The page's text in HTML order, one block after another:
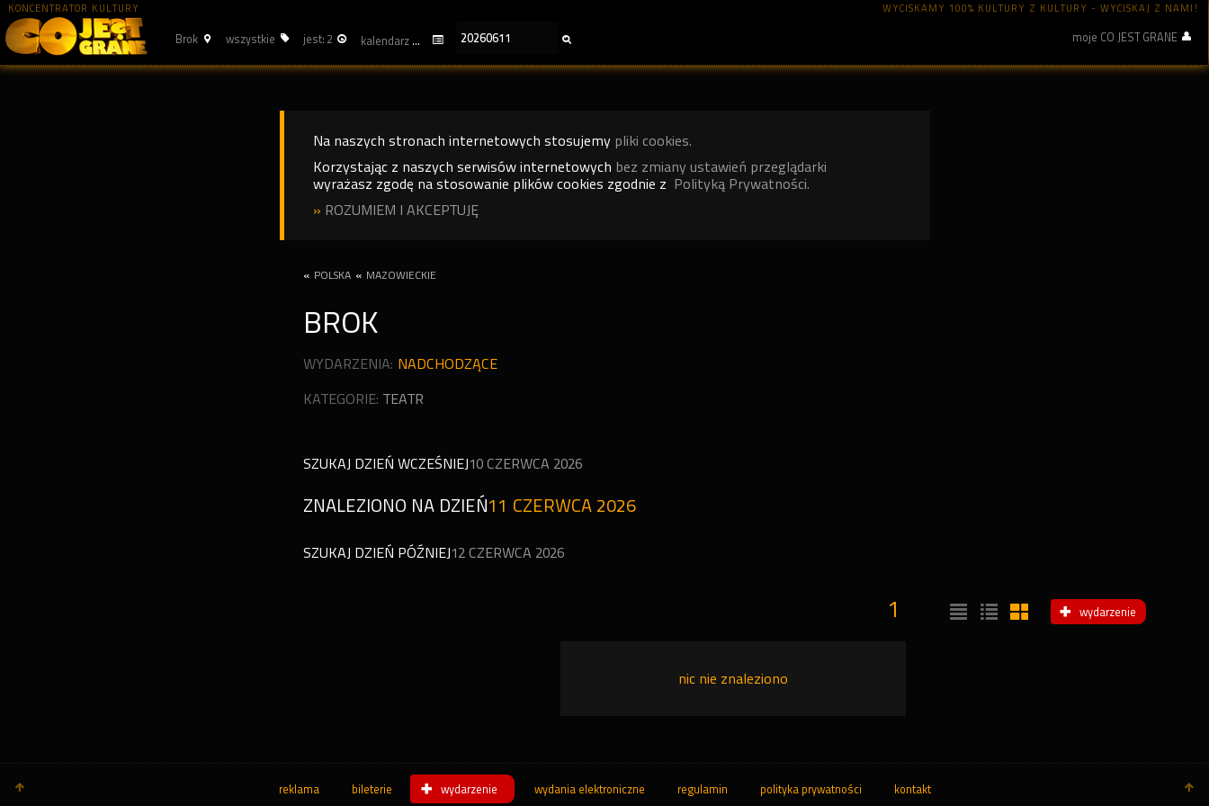
KONCENTRATOR KULTURY WYCISKAMY 100% KULTURY Z KULTURY - WYCISKAJ Z NAMI!
Brok wszystkie jest: 2 kalendarz moje CO JEST GRANE
Na naszych stronach internetowych stosujemy pliki cookies.
Korzystając z naszych serwisów internetowych bez zmiany ustawień przeglądarki
wyrażasz zgodę na stosowanie plików cookies zgodnie z Polityką Prywatności.
» ROZUMIEM I AKCEPTUJĘ
« POLSKA « MAZOWIECKIE
BROK
WYDARZENIA: NADCHODZĄCE
KATEGORIE: TEATR
SZUKAJ DZIEŃ WCZEŚNIEJ10 CZERWCA 2026
ZNALEZIONO NA DZIEŃ11 CZERWCA 2026
SZUKAJ DZIEŃ PÓŹNIEJ12 CZERWCA 2026
wydarzenie
1
nic nie znaleziono
reklama bileterie wydarzenie wydania elektroniczne regulamin polityka prywatności kontakt